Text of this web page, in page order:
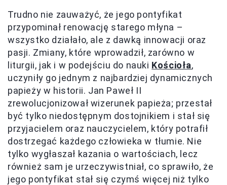
Trudno nie zauważyć, że jego pontyfikat
przypominał renowację starego młyna –
wszystko działało, ale z dawką innowacji oraz
pasji. Zmiany, które wprowadził, zarówno w
liturgii, jak i w podejściu do nauki Kościoła,
uczyniły go jednym z najbardziej dynamicznych
papieży w historii. Jan Paweł II
zrewolucjonizował wizerunek papieża; przestał
być tylko niedostępnym dostojnikiem i stał się
przyjacielem oraz nauczycielem, który potrafił
dostrzegać każdego człowieka w tłumie. Nie
tylko wygłaszał kazania o wartościach, lecz
również sam je urzeczywistniał, co sprawiło, że
jego pontyfikat stał się czymś więcej niż tylko